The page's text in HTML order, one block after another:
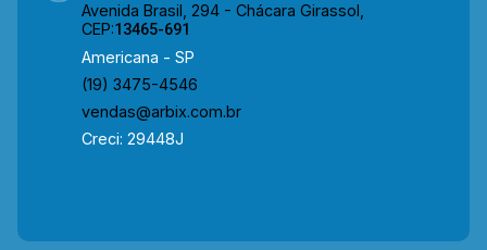
Avenida Brasil, 294 - Chácara Girassol,
CEP:13465-691
Americana - SP
(19) 3475-4546
vendas@arbix.com.br
Creci: 29448J